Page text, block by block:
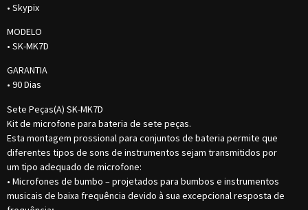
• Skypix
MODELO
• SK-MK7D
GARANTIA
• 90 Dias
Sete Peças(A) SK-MK7D
Kit de microfone para bateria de sete peças.
Esta montagem prossional para conjuntos de bateria permite que
diferentes tipos de sons de instrumentos sejam transmitidos por
um tipo adequado de microfone:
• Microfones de bumbo – projetados para bumbos e instrumentos
musicais de baixa frequência devido à sua excepcional resposta de